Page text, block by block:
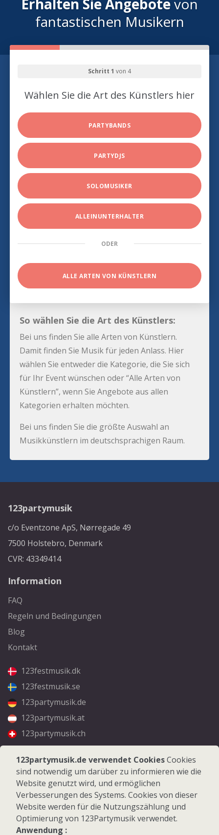
Erhalten Sie Angebotevon
fantastischen Musikern
Schritt 1 von 4
Wählen Sie die Art des Künstlers hier
PARTYBANDS
PARTYDJS
SOLOMUSIKER
ALLEINUNTERHALTER
ODER
ALLE ARTEN VON KÜNSTLERN
So wählen Sie die Art des Künstlers:
Bei uns finden Sie alle Arten von Künstlern.
Damit finden Sie Musik für jeden Anlass. Hier
wählen Sie entweder die Kategorie, die Sie sich
für Ihr Event wünschen oder “Alle Arten von
Künstlern”, wenn Sie Angebote aus allen
Kategorien erhalten möchten.
Bei uns finden Sie die größte Auswahl an
Musikkünstlern im deutschsprachigen Raum.
123partymusik
c/o Eventzone ApS, Nørregade 49
7500 Holstebro, Denmark
CVR: 43349414
Information
FAQ
Regeln und Bedingungen
Blog
Kontakt
123festmusik.dk
123festmusik.se
123partymusik.de
123partymusik.at
123partymusik.ch
Folgen Sie uns
Facebook
Instagram
123partymusik.de verwendet CookiesCookies
sind notwendig um darüber zu informieren wie die
Website genutzt wird, und ermöglichen
Verbesserungen des Systems. Cookies von dieser
Website werden für die Nutzungszählung und
Optimierung von 123Partymusik verwendet.
Anwendung :